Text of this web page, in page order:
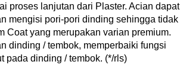
proses lanjutan dari Plaster. Acian dapat
mengisi pori-pori dinding sehingga tidak
Coat yang merupakan varian premium.
dinding / tembok, memperbaiki fungsi
pada dinding / tembok. (*/rls)